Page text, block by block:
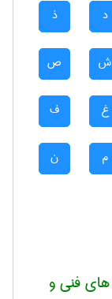
د ذ
ش ص
غ ف
م ن
فنی و